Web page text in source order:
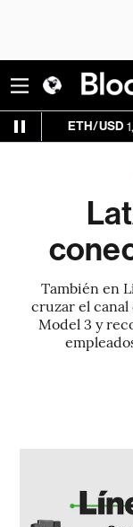
1,893.47 -
También en
cruzar el canal
Model 3 y